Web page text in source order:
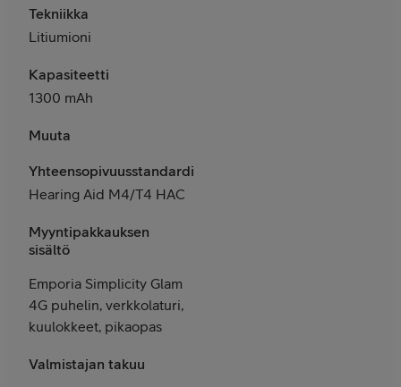
Tekniikka
Litiumioni
Kapasiteetti
1300 mAh
Muuta
Yhteensopivuusstandardit
Hearing Aid M4/T4 HAC
Myyntipakkauksen
sisältö
Emporia Simplicity Glam
4G puhelin, verkkolaturi,
kuulokkeet, pikaopas
Valmistajan takuu